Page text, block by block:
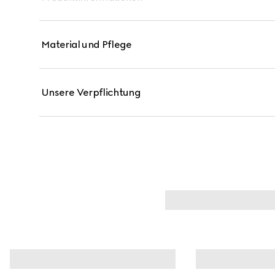
Material und Pflege
Unsere Verpflichtung